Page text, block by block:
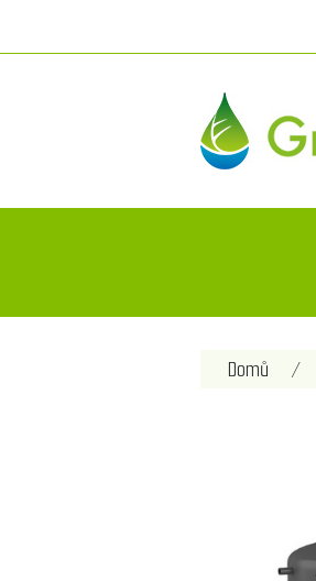
Domů /
Název atributu